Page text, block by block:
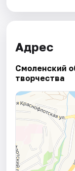
Адрес
Смоленский
творчества